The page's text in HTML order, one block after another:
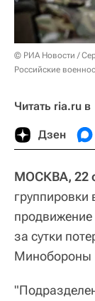
© РИА Новости /
Российские
Читать ria.ru в
Дзен
МОСКВА, 22
группировки
за сутки
Минобороны